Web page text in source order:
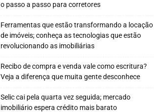
o passo a passo para corretores
Ferramentas que estão transformando a locação
de imóveis; conheça as tecnologias que estão
revolucionando as imobiliárias
Recibo de compra e venda vale como escritura?
Veja a diferença que muita gente desconhece
Selic cai pela quarta vez seguida; mercado
imobiliário espera crédito mais barato